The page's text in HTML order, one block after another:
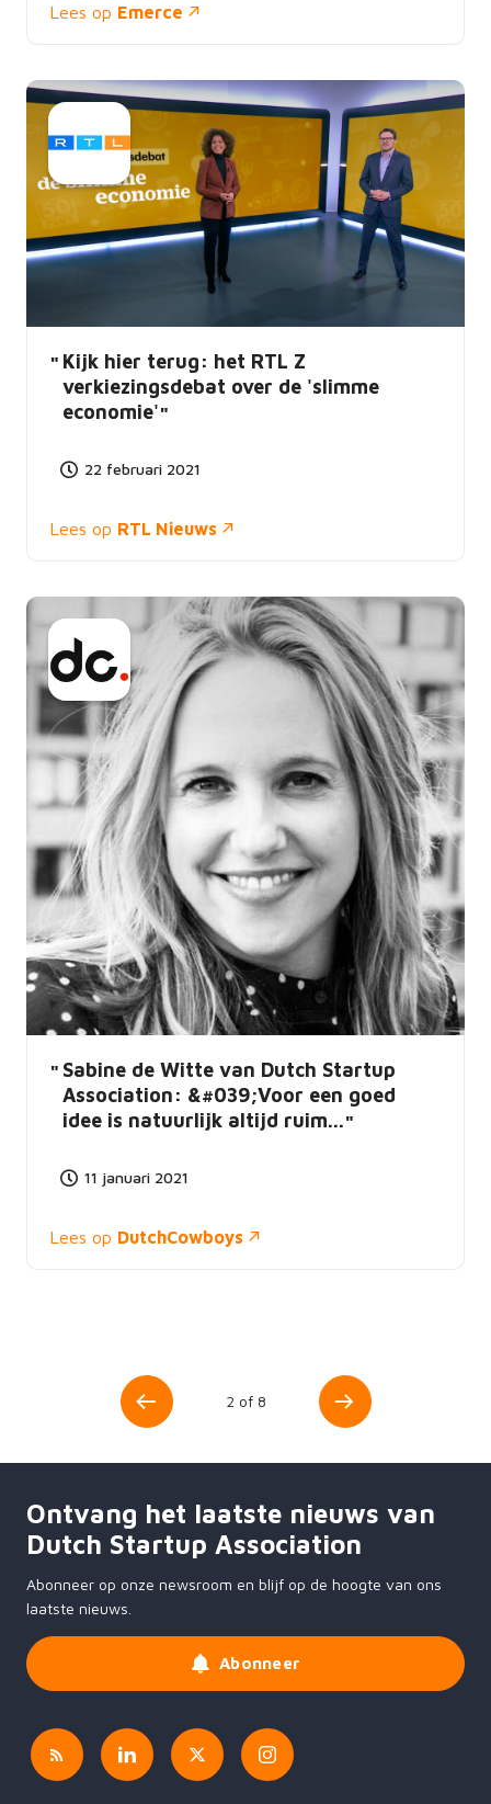
Lees op Emerce
Kijk hier terug: het RTL Z
verkiezingsdebat over de 'slimme
economie'
22 februari 2021
Lees op RTL Nieuws
Sabine de Witte van Dutch Startup
Association: &#039;Voor een goed
idee is natuurlijk altijd ruim...
11 januari 2021
Lees op DutchCowboys
2 of 8
Ontvang het laatste nieuws van
Dutch Startup Association
Abonneer op onze newsroom en blijf op de hoogte van ons
laatste nieuws.
Abonneer